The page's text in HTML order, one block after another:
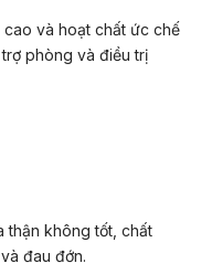
và hoạt chất ức chế
phòng và điều trị
thận không tốt, chất
đau đớn.